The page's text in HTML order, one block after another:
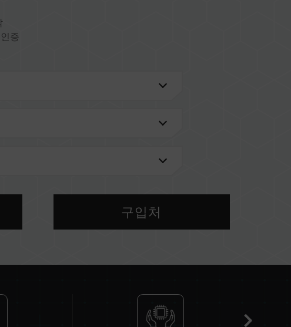
증
시 메인보드 브랜드에서 제공하는 QVL(호환성 목록)
. 다른 세트의 메모리를 혼용하면 시스템이 불안정해
또는 그 이하로 실행됩니다. 이는 제품 결합이 아닌
으로 활성화해야 하며, 일부 메인보드나 CPU는 표기
구입처